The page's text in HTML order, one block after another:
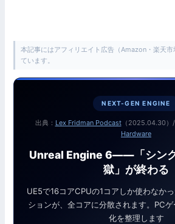
本記事にはアフィリエイト広告（Amazon・楽天
ています。
NEXT-GEN ENGINE
出典： Lex Fridman Podcast（2025.04.30）/
Hardware
Unreal Engine 6——「シン
獄」が終わる
UE5で16コアCPUの1コアしか使わなか
ションが、全コアに分散されます。PC
化を整理します